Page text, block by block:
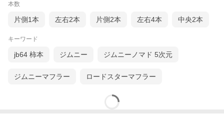
本数
片側1本 左右2本 片側2本 左右4本 中央2本
キーワード
jb64 柿本 ジムニー ジムニーノマド 5次元
ジムニーマフラー ロードスターマフラー